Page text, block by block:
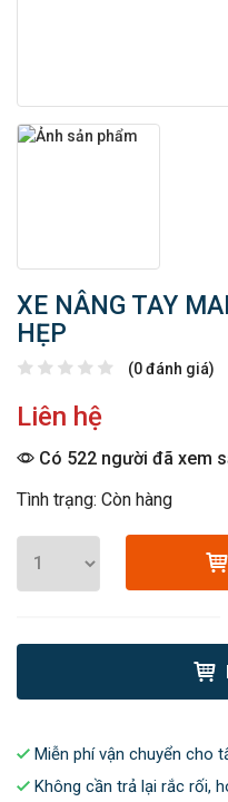
XE NÂNG TAY
HẸP
(0 đánh giá)
Liên hệ
Có 522 người đã xem
Tình trạng: Còn hàng
Miễn phí vận chuyển cho
Không cần trả lại rắc rối,